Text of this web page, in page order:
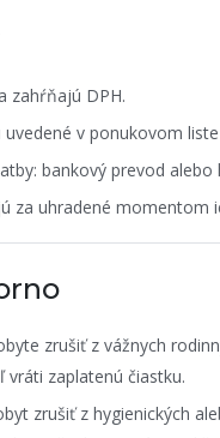
zahŕňajú DPH.
v ponukovom
bankový prevod
za uhradené momentom
zrušiť z vážnych
zaplatenú čiastku.
zrušiť z hygienických